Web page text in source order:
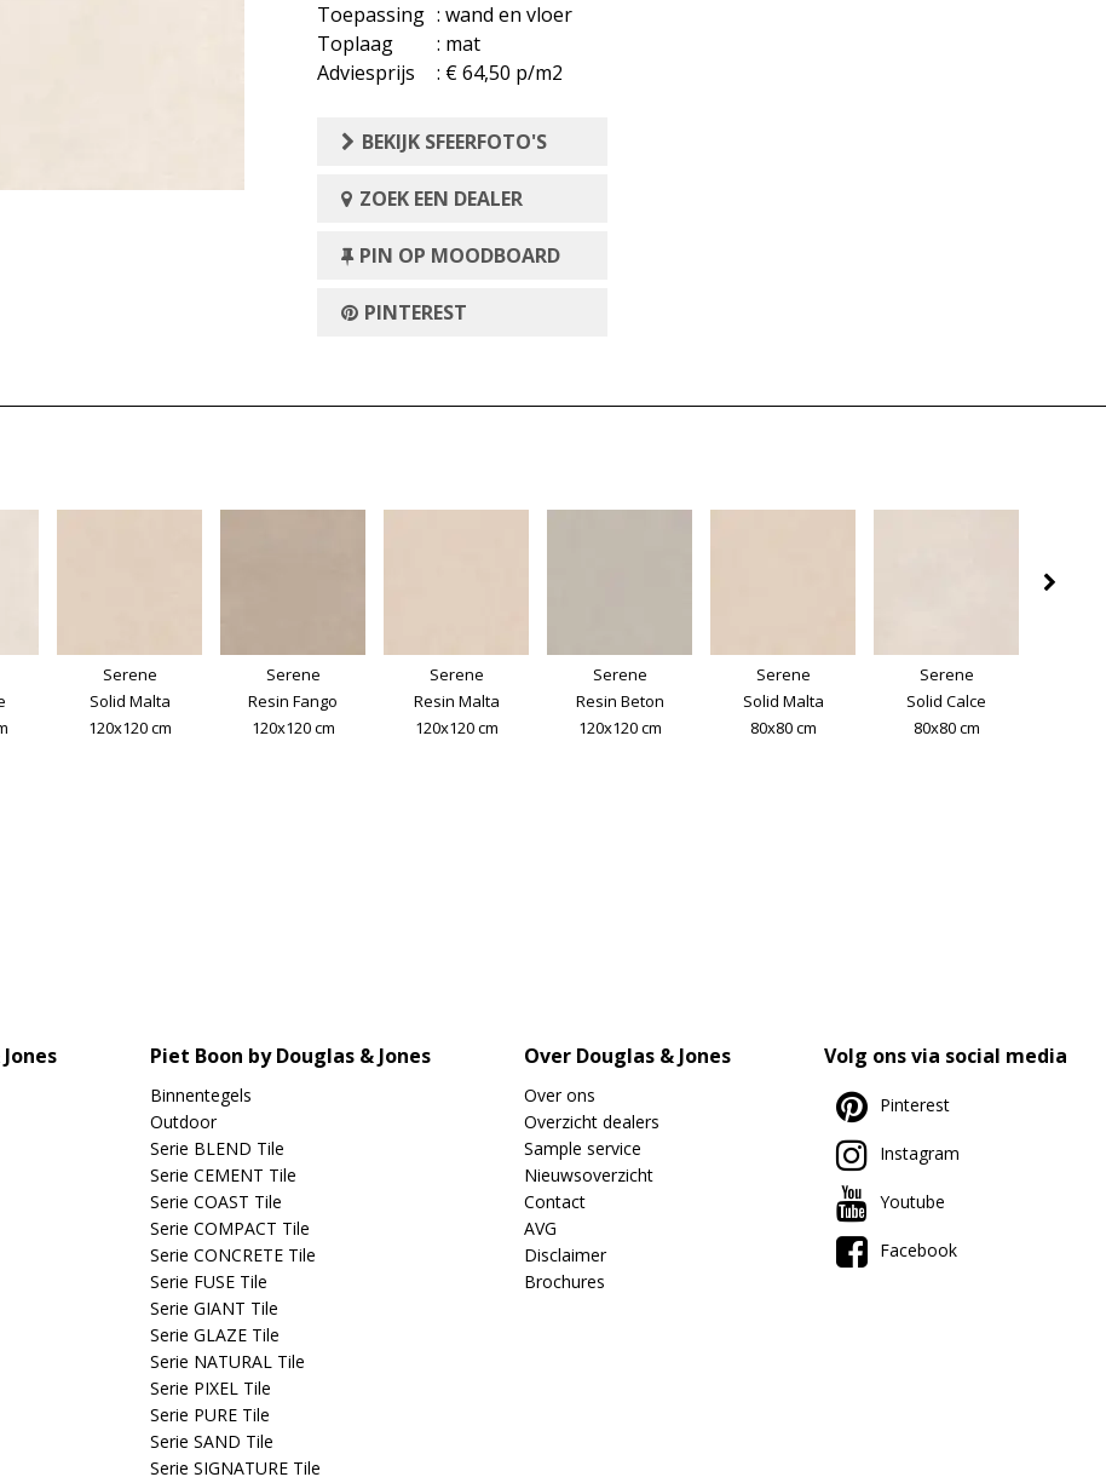
Toepassing : wand en vloer
Toplaag
: mat
Adviesprijs
: € 64,50 p/m2
BEKIJK SFEERFOTO'S
ZOEK EEN DEALER
PIN OP MOODBOARD
PINTEREST
Serene
Solid Malta
120x120 cm
Serene
Resin Fango
120x120 cm
Serene
Resin Malta
120x120 cm
Serene
Resin Beton
120x120 cm
Serene
Solid Malta
80x80 cm
Serene
Solid Calce
80x80 cm
Piet Boon by Douglas & Jones
Binnentegels
Outdoor
Serie BLEND Tile
Serie CEMENT Tile
Serie COAST Tile
Serie COMPACT Tile
Serie CONCRETE Tile
Serie FUSE Tile
Serie GIANT Tile
Serie GLAZE Tile
Serie NATURAL Tile
Serie PIXEL Tile
Serie PURE Tile
Serie SAND Tile
Serie SIGNATURE Tile
Over Douglas & Jones
Over ons
Overzicht dealers
Sample service
Nieuwsoverzicht
Contact
AVG
Disclaimer
Brochures
Volg ons via social media
Pinterest
Instagram
Youtube
Facebook